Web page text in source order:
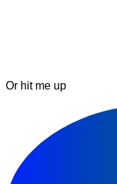
Or hit me up